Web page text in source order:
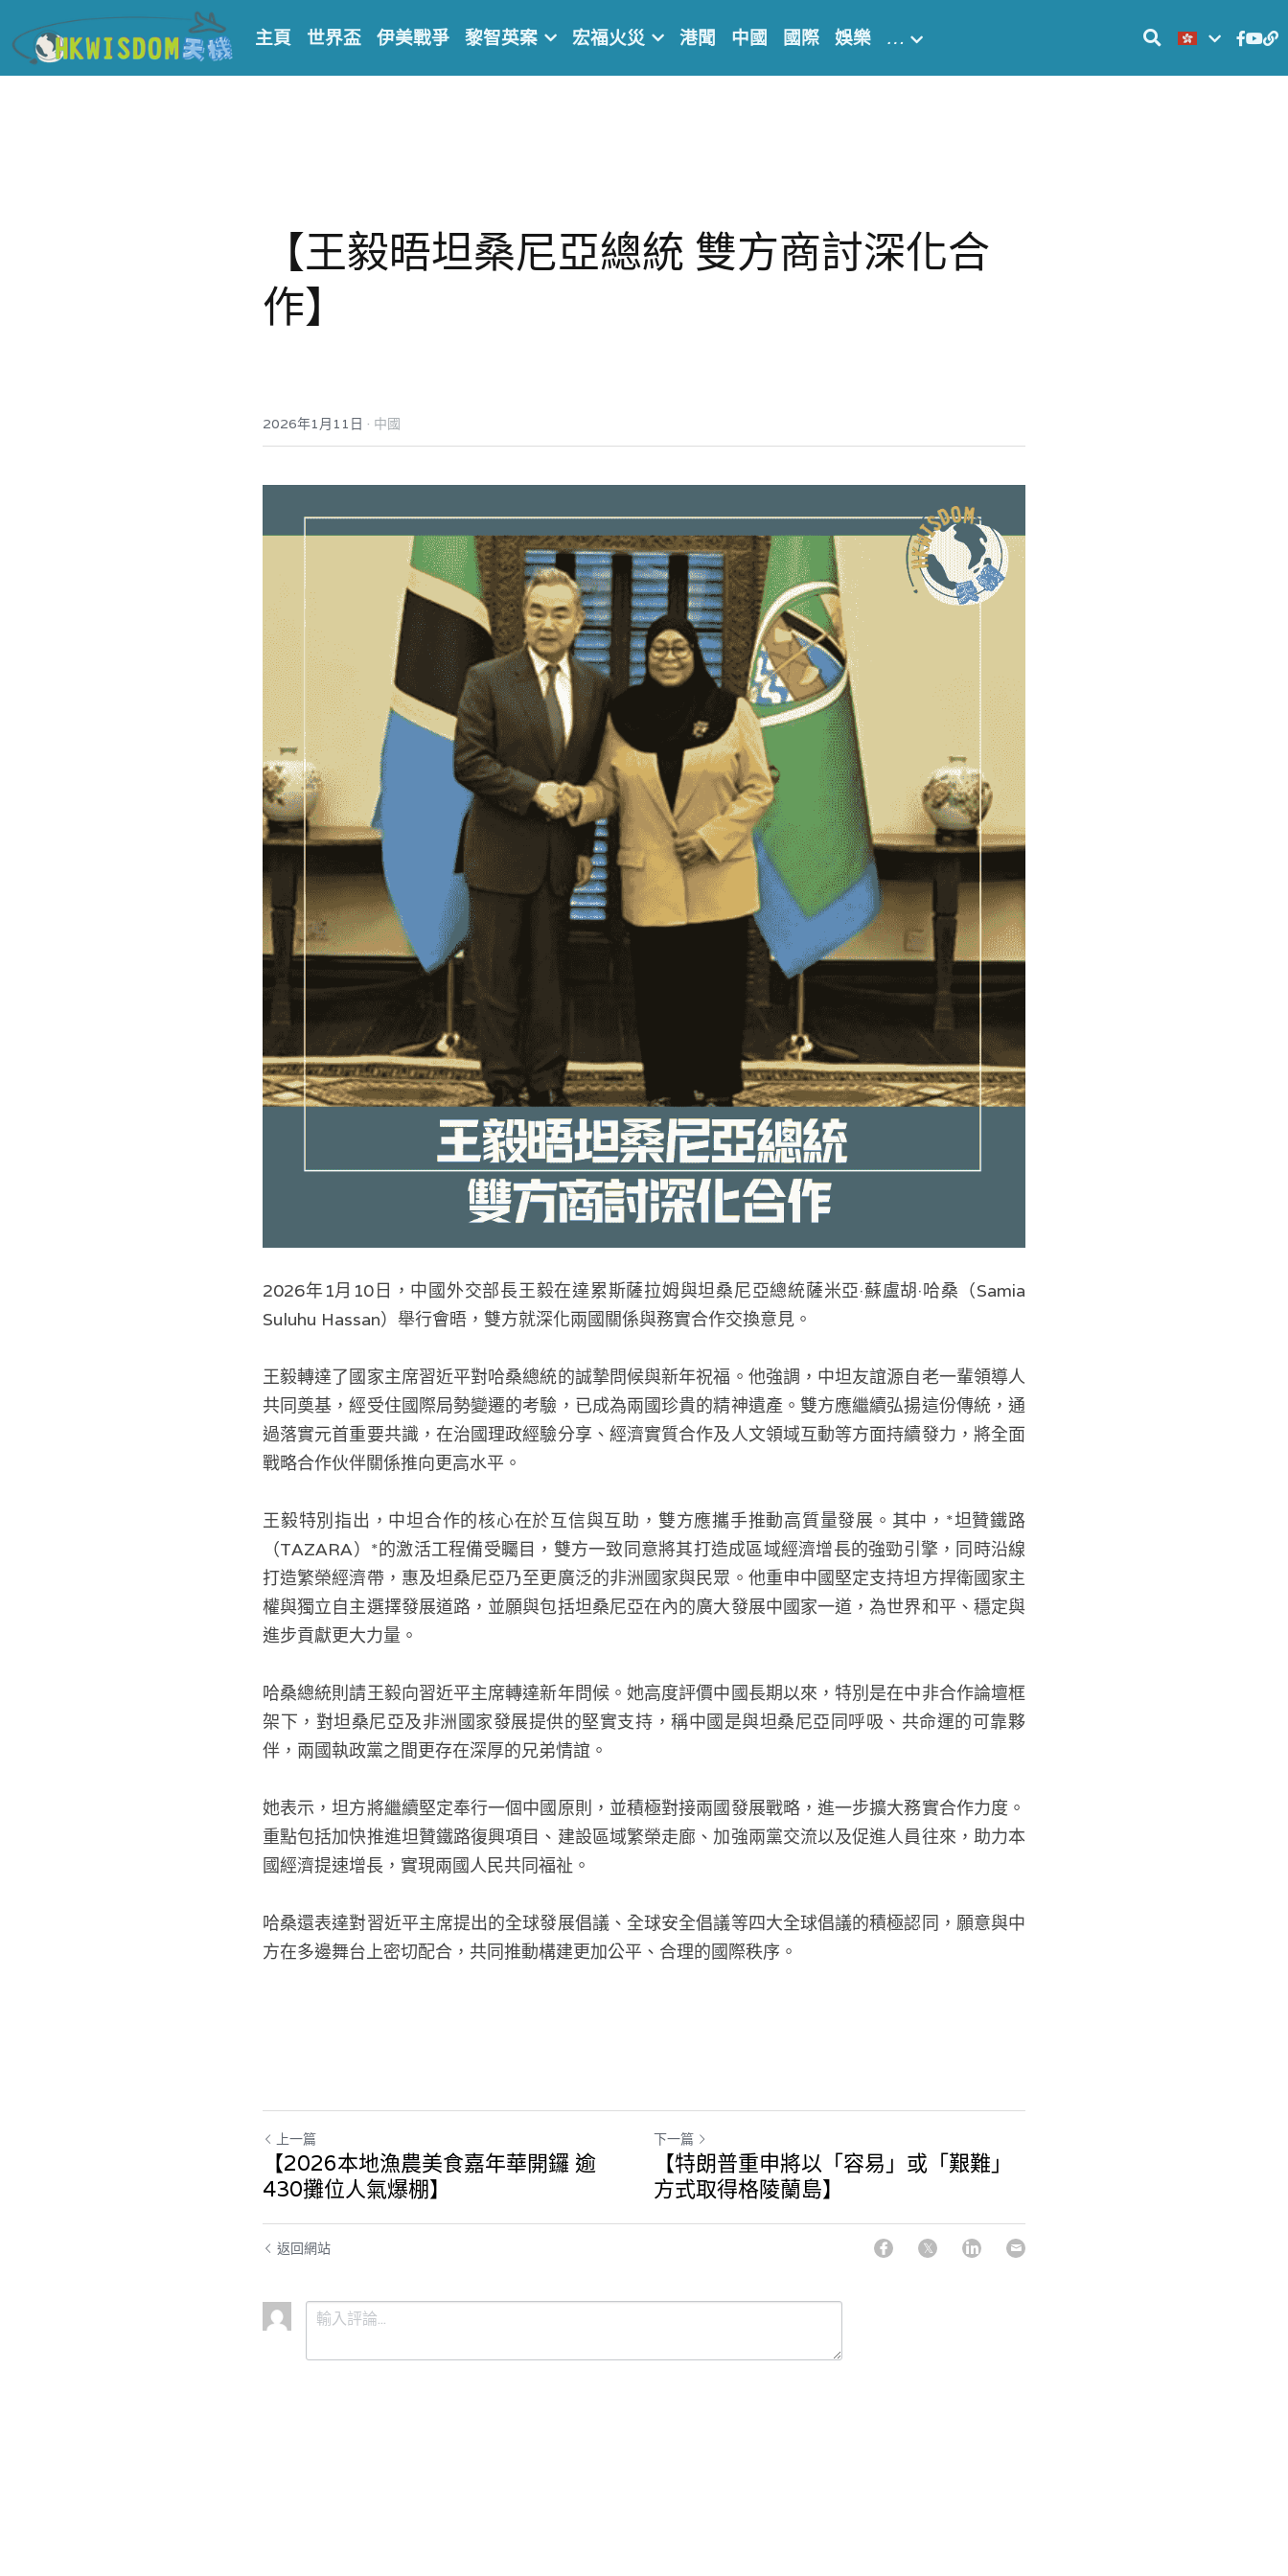
主頁 世界盃 伊美戰爭 黎智英案 宏福火災 港聞 中國 國際 娛樂 …
【王毅晤坦桑尼亞總統 雙方商討深化合
作】
2026年1月11日 · 中國
2026年1月10日，中國外交部長王毅在達累斯薩拉姆與坦桑尼亞總統薩米亞·蘇盧胡·哈桑（Samia
Suluhu Hassan）舉行會晤，雙方就深化兩國關係與務實合作交換意見。
王毅轉達了國家主席習近平對哈桑總統的誠摯問候與新年祝福。他強調，中坦友誼源自老一輩領導人
共同奠基，經受住國際局勢變遷的考驗，已成為兩國珍貴的精神遺產。雙方應繼續弘揚這份傳統，通
過落實元首重要共識，在治國理政經驗分享、經濟實質合作及人文領域互動等方面持續發力，將全面
戰略合作伙伴關係推向更高水平。
王毅特別指出，中坦合作的核心在於互信與互助，雙方應攜手推動高質量發展。其中，*坦贊鐵路
（TAZARA）*的激活工程備受矚目，雙方一致同意將其打造成區域經濟增長的強勁引擎，同時沿線
打造繁榮經濟帶，惠及坦桑尼亞乃至更廣泛的非洲國家與民眾。他重申中國堅定支持坦方捍衛國家主
權與獨立自主選擇發展道路，並願與包括坦桑尼亞在內的廣大發展中國家一道，為世界和平、穩定與
進步貢獻更大力量。
哈桑總統則請王毅向習近平主席轉達新年問候。她高度評價中國長期以來，特別是在中非合作論壇框
架下，對坦桑尼亞及非洲國家發展提供的堅實支持，稱中國是與坦桑尼亞同呼吸、共命運的可靠夥
伴，兩國執政黨之間更存在深厚的兄弟情誼。
她表示，坦方將繼續堅定奉行一個中國原則，並積極對接兩國發展戰略，進一步擴大務實合作力度。
重點包括加快推進坦贊鐵路復興項目、建設區域繁榮走廊、加強兩黨交流以及促進人員往來，助力本
國經濟提速增長，實現兩國人民共同福祉。
哈桑還表達對習近平主席提出的全球發展倡議、全球安全倡議等四大全球倡議的積極認同，願意與中
方在多邊舞台上密切配合，共同推動構建更加公平、合理的國際秩序。
上一篇
【2026本地漁農美食嘉年華開鑼 逾
430攤位人氣爆棚】
下一篇
【特朗普重申將以「容易」或「艱難」
方式取得格陵蘭島】
返回網站